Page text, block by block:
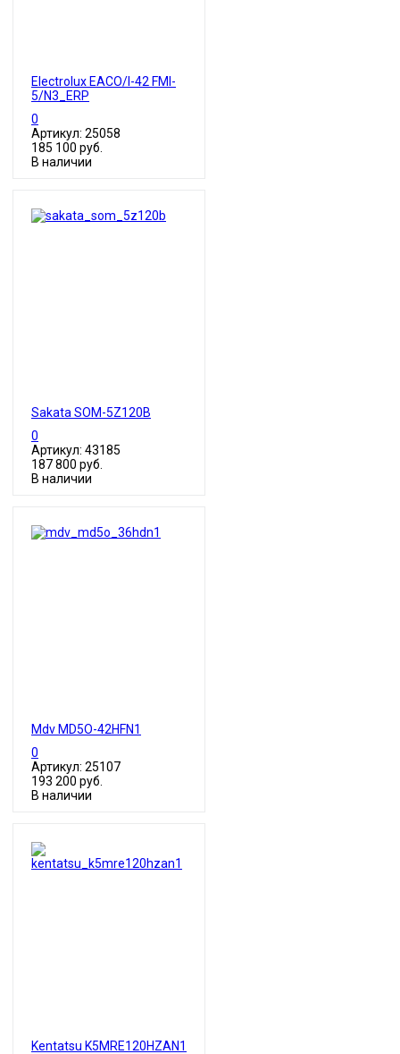
Electrolux EACO/I-42 FMI-
5/N3_ERP
0
Артикул: 25058
185 100 руб.
В наличии
Sakata SOM-5Z120B
0
Артикул: 43185
187 800 руб.
В наличии
Mdv MD5O-42HFN1
0
Артикул: 25107
193 200 руб.
В наличии
Kentatsu K5MRE120HZAN1